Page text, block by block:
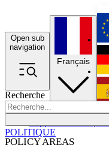
Open sub
navigation
Recherche
POLICY AREAS
Français
POLITIQUE